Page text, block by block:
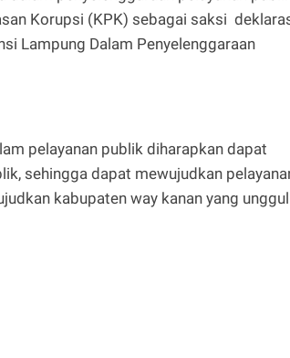
Korupsi (KPK) sebagai saksi
Lampung Dalam Penyelenggaraan
pelayanan publik diharapkan dapat
sehingga dapat mewujudkan
kabupaten way kanan yang unggul